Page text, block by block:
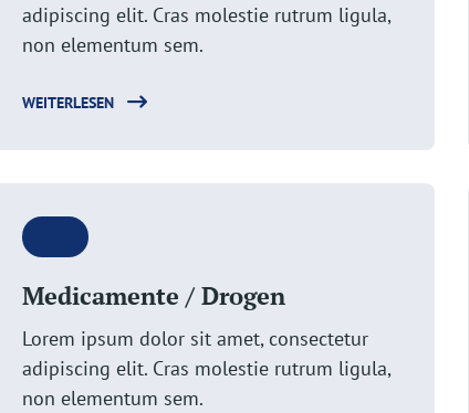
adipiscing elit. Cras molestie rutrum ligula,
non elementum sem.
WEITERLESEN
Medicamente / Drogen
Lorem ipsum dolor sit amet, consectetur
adipiscing elit. Cras molestie rutrum ligula,
non elementum sem.